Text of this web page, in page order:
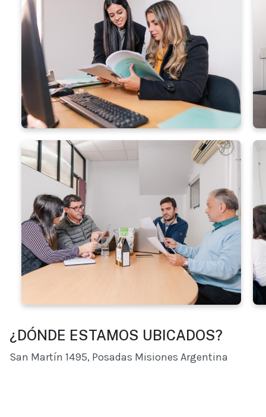
¿DÓNDE ESTAMOS UBICADOS?
San Martín 1495, Posadas Misiones Argentina